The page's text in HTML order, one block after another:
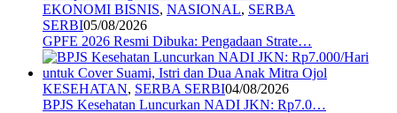
EKONOMI BISNIS, NASIONAL, SERBA
SERBI05/08/2026
GPFE 2026 Resmi Dibuka: Pengadaan Strate…
KESEHATAN, SERBA SERBI04/08/2026
BPJS Kesehatan Luncurkan NADI JKN: Rp7.0…